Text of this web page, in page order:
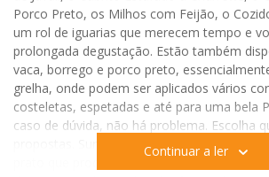
Porco Preto, os Milhos com Feijão, o
um rol de iguarias que merecem tempo e
prolongada degustação. Estão também
vaca, borrego e porco preto,
grelha, onde podem ser aplicados vários
costeletas, espetadas e até para uma bela
caso de dúvida, não há problema. Escolha
propostas. Surpreendentemente verá que
Continuar a ler